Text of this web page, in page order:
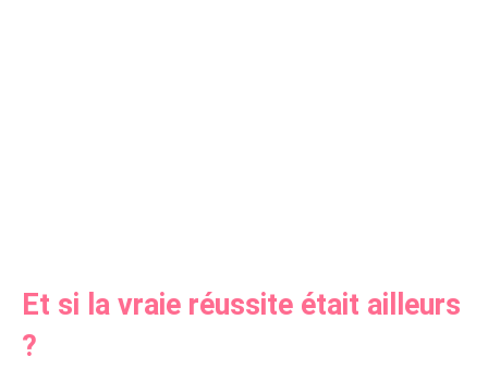
Et si la vraie réussite était ailleurs
?